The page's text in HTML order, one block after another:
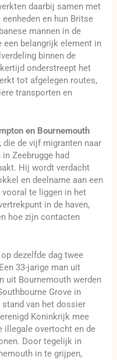
daarbij samen met
en hun Britse
mannen in de
een belangrijk element in
binnen de
onderstreept het
tot afgelegen routes,
transporten en
en Bournemouth
die de vijf migranten naar
Zeebrugge had
Hij wordt verdacht
en deelname aan een
te liggen in het
in de haven,
hoe zijn contacten
dezelfde dag twee
33-jarige man uit
uit Bournemouth werden
Grove in
van het dossier
Koninkrijk mee
illegale overtocht en de
Door tegelijk in
in te grijpen,